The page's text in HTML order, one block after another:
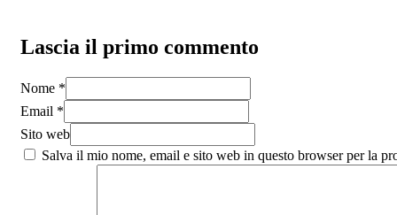
Lascia il primo commento
Nome *
Email *
Sito web
Salva il mio nome, email e sito web in questo browser per la